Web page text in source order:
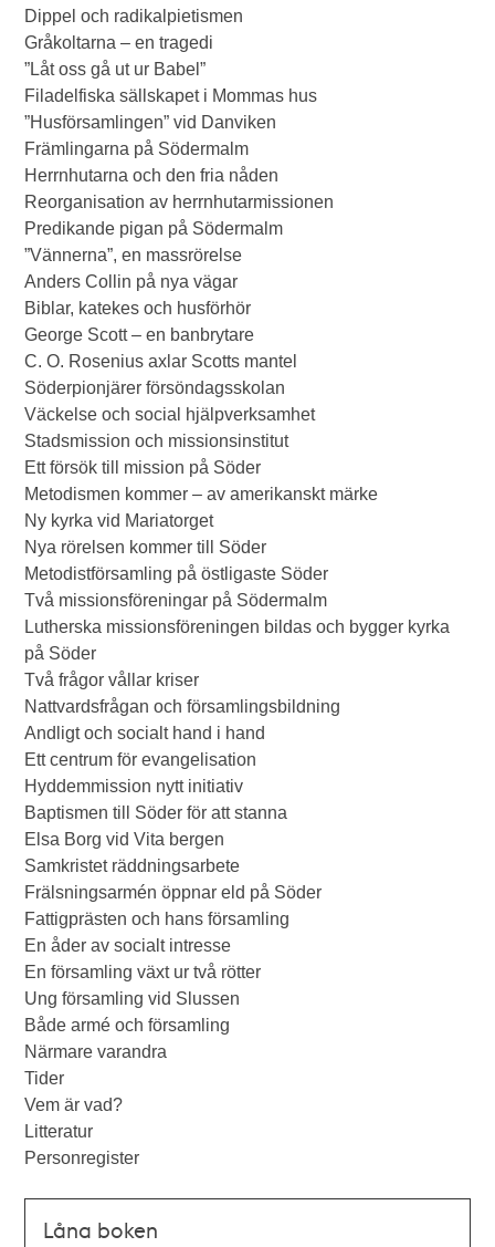
Dippel och radikalpietismen
Gråkoltarna – en tragedi
”Låt oss gå ut ur Babel”
Filadelfiska sällskapet i Mommas hus
”Husförsamlingen” vid Danviken
Främlingarna på Södermalm
Herrnhutarna och den fria nåden
Reorganisation av herrnhutarmissionen
Predikande pigan på Södermalm
”Vännerna”, en massrörelse
Anders Collin på nya vägar
Biblar, katekes och husförhör
George Scott – en banbrytare
C. O. Rosenius axlar Scotts mantel
Söderpionjärer försöndagsskolan
Väckelse och social hjälpverksamhet
Stadsmission och missionsinstitut
Ett försök till mission på Söder
Metodismen kommer – av amerikanskt märke
Ny kyrka vid Mariatorget
Nya rörelsen kommer till Söder
Metodistförsamling på östligaste Söder
Två missionsföreningar på Södermalm
Lutherska missionsföreningen bildas och bygger kyrka
på Söder
Två frågor vållar kriser
Nattvardsfrågan och församlingsbildning
Andligt och socialt hand i hand
Ett centrum för evangelisation
Hyddemmission nytt initiativ
Baptismen till Söder för att stanna
Elsa Borg vid Vita bergen
Samkristet räddningsarbete
Frälsningsarmén öppnar eld på Söder
Fattigprästen och hans församling
En åder av socialt intresse
En församling växt ur två rötter
Ung församling vid Slussen
Både armé och församling
Närmare varandra
Tider
Vem är vad?
Litteratur
Personregister
Låna boken